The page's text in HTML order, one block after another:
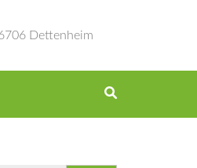
Dettenheim